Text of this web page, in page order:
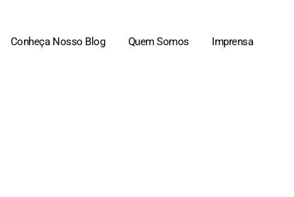
Conheça Nosso Blog Quem Somos
Imprensa